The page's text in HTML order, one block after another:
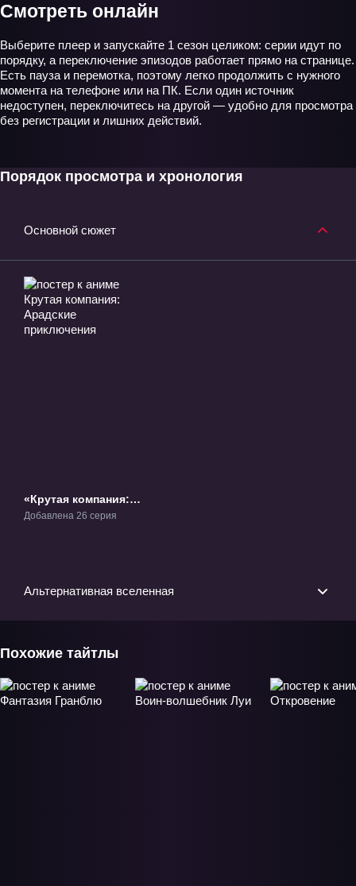
Смотреть онлайн
Выберите плеер и запускайте 1 сезон целиком: серии идут по
порядку, а переключение эпизодов работает прямо на странице.
Есть пауза и перемотка, поэтому легко продолжить с нужного
момента на телефоне или на ПК. Если один источник
недоступен, переключитесь на другой — удобно для просмотра
без регистрации и лишних действий.
Порядок просмотра и хронология
Основной сюжет
«Крутая компания:
Арадские
Добавлена 26 серия
Альтернативная вселенная
Похожие тайтлы